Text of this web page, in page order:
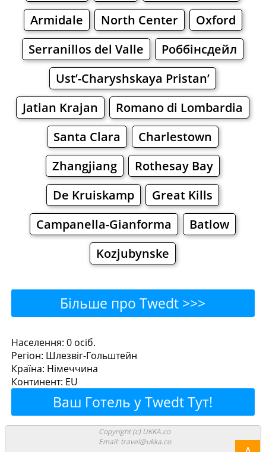
Armidale
North Center
Oxford
Serranillos del Valle
Роббінсдейл
Ust’-Charyshskaya Pristan’
Jatian Krajan
Romano di Lombardia
Santa Clara
Charlestown
Zhangjiang
Rothesay Bay
De Kruiskamp
Great Kills
Campanella-Gianforma
Batlow
Kozjubynske
Більше про Twedt >>>
Twedt - Де поїсти або
перекусити?
Ресторани Кафе Бари
Пиво
Булочнi
Супермаркети
Населення: 0 осiб.
Регiон: Шлезвіг-Гольштейн
Країна: Німеччина
Континент: EU
Ваш Готель у Twedt Тут!
Copyright (c) UKKA.co
Email: travel@ukka.co